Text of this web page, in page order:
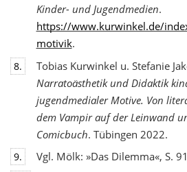
Kinder- und Jugendmedien.
https://www.kurwinkel.de/
motivik.
8.
Tobias Kurwinkel u. Stefanie
Narratoästhetik und Didaktik
jugendmedialer Motive. Von
dem Vampir auf der Leinwand
Comicbuch. Tübingen 2022.
9. Vgl. Mölk: »Das Dilemma«, S.